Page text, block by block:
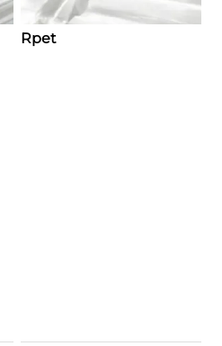
Rpet